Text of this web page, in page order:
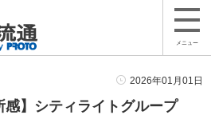
メニュー
2026年01月01日
感】シティライトグループ